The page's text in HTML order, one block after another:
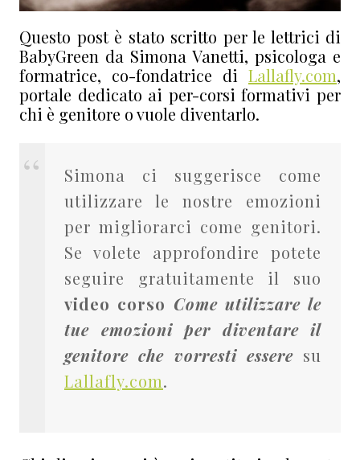
Questo post è stato scritto per le lettrici di
BabyGreen da Simona Vanetti, psicologa e
formatrice, co-fondatrice di Lallafly.com,
portale dedicato ai per-corsi formativi per
chi è genitore o vuole diventarlo.
Simona ci suggerisce come
utilizzare le nostre emozioni
per migliorarci come genitori.
Se volete approfondire potete
seguire gratuitamente il suo
video corso Come utilizzare le
tue emozioni per diventare il
genitore che vorresti esseresu
Lallafly.com.